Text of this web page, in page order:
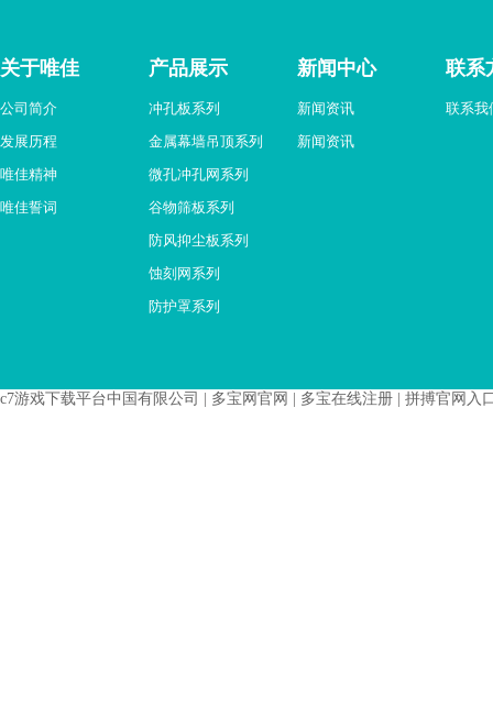
关于唯佳
公司简介
发展历程
唯佳精神
唯佳誓词
产品展示
冲孔板系列
金属幕墙吊顶系列
微孔冲孔网系列
谷物筛板系列
防风抑尘板系列
蚀刻网系列
防护罩系列
新闻中心
新闻资讯
新闻资讯
联系
联系我
c7游戏下载平台中国有限公司 多宝网官网 多宝在线注册 拼搏官网入